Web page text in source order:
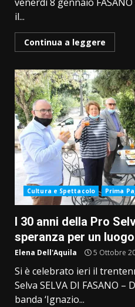
il...
Continua a leggere
Cultura e Spettacolo Prima
I 30 anni della Pro
speranza per un
Elena Dell'Aquila 5 Ottobre
Si è celebrato ieri il
Selva SELVA DI FASANO
banda ‘Ignazio...